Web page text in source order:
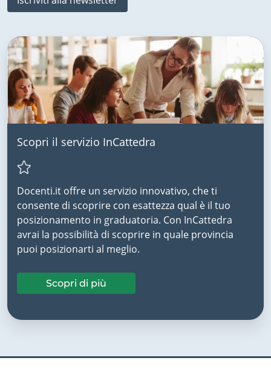
Scopri il servizio InCattedra
Docenti.it offre un servizio innovativo, che ti
consente di scoprire con esattezza qual è il tuo
posizionamento in graduatoria. Con InCattedra
avrai la possibilità di scoprire in quale provincia
puoi posizionarti al meglio.
Scopri di più